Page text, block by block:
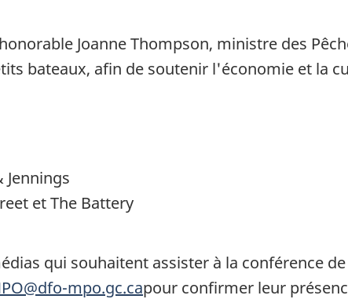
Joanne Thompson, ministre des
bateaux, afin de soutenir l'économie et la
The Battery
qui souhaitent assister à la conférence
mpo.gc.capour confirmer leur